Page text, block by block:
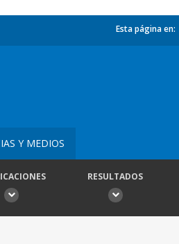
Esta página en:
Y MEDIOS
RESULTADOS